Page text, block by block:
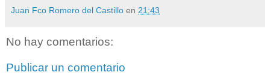
Juan Fco Romero del Castillo en 21:43
No hay comentarios:
Publicar un comentario